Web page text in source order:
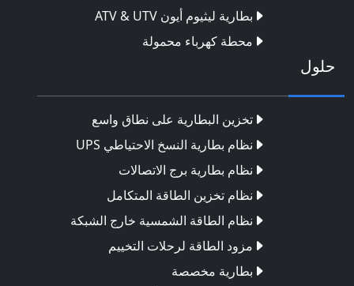
بطارية ليثيوم أيون ATV & UTV
محطة كهرباء محمولة
حلول
تخزين البطارية على نطاق واسع
نظام بطارية النسخ الاحتياطي UPS
نظام بطارية برج الاتصالات
نظام تخزين الطاقة المتكامل
نظام الطاقة الشمسية خارج الشبكة
مزود الطاقة لرحلات التخييم
بطارية مخصصة